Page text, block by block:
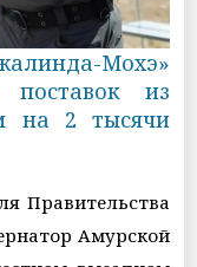
Мохэ»
поставок из
на 2 тысячи
Правительства
Амурской